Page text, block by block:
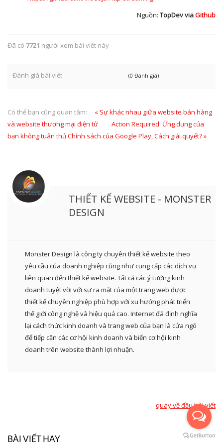
Nguồn: TopDev viaGithub
Đã có 7721 người xem bài viết này
Đánh giá bài viết (0 Đánh giá)
Có thể bạn cũng quan tâm:
« Sự khác nhau giữa website bán hàng
và website thương mại điện tử
Action Required: Ứng dụng của
bạn không tuân thủ Chính sách của Google Play, Cách giải quyết? »
THIẾT KẾ WEBSITE - MONSTER
DESIGN
Monster Design là công ty chuyên thiết kế website theo
yêu cầu của doanh nghiệp cũng như cung cấp các dịch vụ
liên quan đến thiết kế website. Tất cả các ý tưởng kinh
doanh tuyệt vời với sự ra mắt của một trang web được
thiết kế chuyên nghiệp phù hợp với xu hướng phát triển
thế giới công nghệ và hiệu quả cao. Internet đã định nghĩa
lại cách thức kinh doanh và trang web của bạn là cửa ngõ
để tiếp cận các cơ hội kinh doanh và biến cơ hội kinh
doanh trên website thành lợi nhuận.
quay về đầu bài viết
BÀI VIẾT HAY